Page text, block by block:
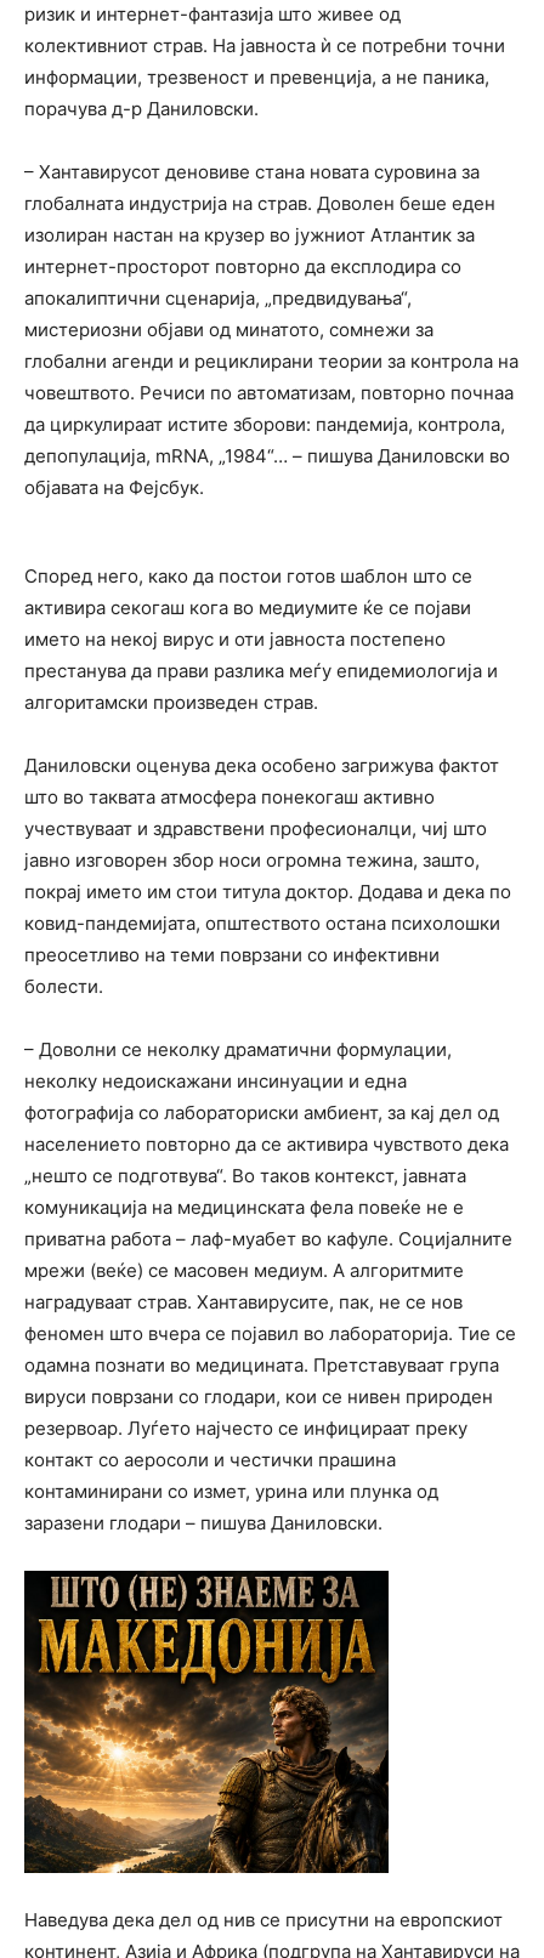
ризик и интернет-фантазија што живее од
колективниот страв. На јавноста ѝ се потребни точни
информации, трезвеност и превенција, а не паника,
порачува д-р Даниловски.
– Хантавирусот деновиве стана новата суровина за
глобалната индустрија на страв. Доволен беше еден
изолиран настан на крузер во јужниот Атлантик за
интернет-просторот повторно да експлодира со
апокалиптични сценарија, „предвидувања“,
мистериозни објави од минатото, сомнежи за
глобални агенди и рециклирани теории за контрола на
човештвото. Речиси по автоматизам, повторно почнаа
да циркулираат истите зборови: пандемија, контрола,
депопулација, mRNA, „1984“… – пишува Даниловски во
објавата на Фејсбук.
Според него, како да постои готов шаблон што се
активира секогаш кога во медиумите ќе се појави
името на некој вирус и оти јавноста постепено
престанува да прави разлика меѓу епидемиологија и
алгоритамски произведен страв.
Даниловски оценува дека особено загрижува фактот
што во таквата атмосфера понекогаш активно
учествуваат и здравствени професионалци, чиј што
јавно изговорен збор носи огромна тежина, зашто,
покрај името им стои титула доктор. Додава и дека по
ковид-пандемијата, општеството остана психолошки
преосетливо на теми поврзани со инфективни
болести.
– Доволни се неколку драматични формулации,
неколку недоискажани инсинуации и една
фотографија со лабораториски амбиент, за кај дел од
населението повторно да се активира чувството дека
„нешто се подготвува“. Во таков контекст, јавната
комуникација на медицинската фела повеќе не е
приватна работа – лаф-муабет во кафуле. Социјалните
мрежи (веќе) се масовен медиум. А алгоритмите
наградуваат страв. Хантавирусите, пак, не се нов
феномен што вчера се појавил во лабораторија. Тие се
одамна познати во медицината. Претставуваат група
вируси поврзани со глодари, кои се нивен природен
резервоар. Луѓето најчесто се инфицираат преку
контакт со аеросоли и честички прашина
контаминирани со измет, урина или плунка од
заразени глодари – пишува Даниловски.
Наведува дека дел од нив се присутни на европскиот
континент, Азија и Африка (подгрупа на Хантавируси на